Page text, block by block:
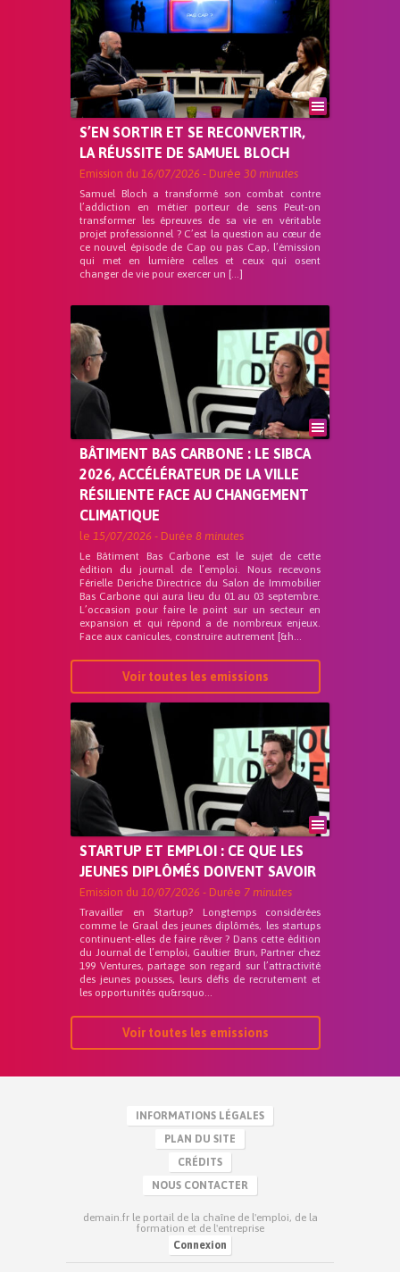
S’EN SORTIR ET SE RECONVERTIR,
LA RÉUSSITE DE SAMUEL BLOCH
Emission du 16/07/2026 - Durée 30 minutes
Samuel Bloch a transformé son combat contre
l’addiction en métier porteur de sens Peut-on
transformer les épreuves de sa vie en véritable
projet professionnel ? C’est la question au cœur de
ce nouvel épisode de Cap ou pas Cap, l’émission
qui met en lumière celles et ceux qui osent
changer de vie pour exercer un […]
BÂTIMENT BAS CARBONE : LE SIBCA
2026, ACCÉLÉRATEUR DE LA VILLE
RÉSILIENTE FACE AU CHANGEMENT
CLIMATIQUE
le 15/07/2026 - Durée 8 minutes
Le Bâtiment Bas Carbone est le sujet de cette
édition du journal de l’emploi. Nous recevons
Férielle Deriche Directrice du Salon de Immobilier
Bas Carbone qui aura lieu du 01 au 03 septembre.
L’occasion pour faire le point sur un secteur en
expansion et qui répond a de nombreux enjeux.
Face aux canicules, construire autrement [&h...
Voir toutes les emissions
STARTUP ET EMPLOI : CE QUE LES
JEUNES DIPLÔMÉS DOIVENT SAVOIR
Emission du 10/07/2026 - Durée 7 minutes
Travailler en Startup? Longtemps considérées
comme le Graal des jeunes diplômés, les startups
continuent-elles de faire rêver ? Dans cette édition
du Journal de l’emploi, Gaultier Brun, Partner chez
199 Ventures, partage son regard sur l’attractivité
des jeunes pousses, leurs défis de recrutement et
les opportunités qu&rsquo...
Voir toutes les emissions
INFORMATIONS LÉGALES
PLAN DU SITE
CRÉDITS
NOUS CONTACTER
demain.fr le portail de la chaîne de l'emploi, de la
formation et de l'entreprise
Connexion